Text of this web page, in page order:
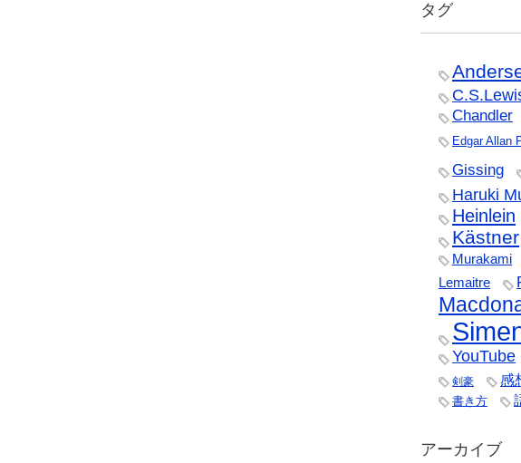
タグ
Chandler
Edgar Allan
Gissing
Haruki
Heinlein
Kästner
Murakami
Lemaitre
YouTube
剣豪
感
書き方
アーカイブ